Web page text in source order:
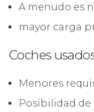
A menudo es
mayor carga
Coches
Menores
Posibilidad de